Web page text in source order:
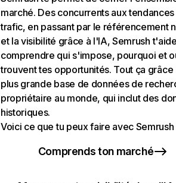
marché. Des concurrents aux
trafic, en passant par le référencement
et la visibilité grâce à l'IA, Semrush
comprendre qui s'impose, pourquoi et
trouvent tes opportunités. Tout ça grâce
plus grande base de données de
propriétaire au monde, qui inclut des
historiques.
Voici ce que tu peux faire avec Semrush
Comprends ton marché